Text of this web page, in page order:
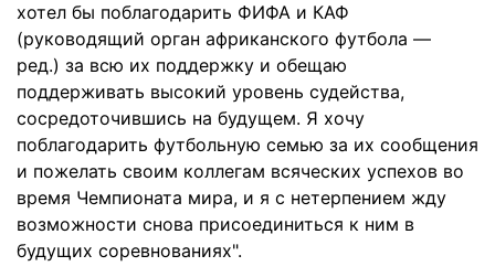
хотел бы поблагодарить ФИФА и КАФ
(руководящий орган африканского футбола —
ред.) за всю их поддержку и обещаю
поддерживать высокий уровень судейства,
сосредоточившись на будущем. Я хочу
поблагодарить футбольную семью за их сообщения
и пожелать своим коллегам всяческих успехов во
время Чемпионата мира, и я с нетерпением жду
возможности снова присоединиться к ним в
будущих соревнованиях".